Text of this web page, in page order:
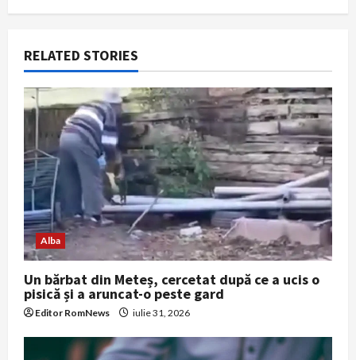
i
g
a
t
i
o
n
RELATED STORIES
Alba
Un bărbat din Meteș, cercetat după ce a ucis o
pisică și a aruncat-o peste gard
Editor RomNews iulie 31, 2026